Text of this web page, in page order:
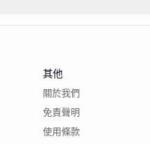
其他
關於我們
免責聲明
使用條款